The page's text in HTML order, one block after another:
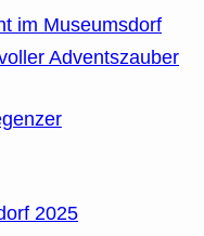
im Museumsdorf
Adventszauber
2025